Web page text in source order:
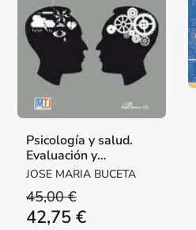
Psicología y salud.
Evaluación y
tratamiento
JOSE MARIA BUCETA
45,00 €
42,75 €